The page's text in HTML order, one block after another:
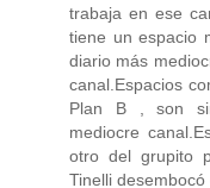
trabaja en ese
tiene un espacio
diario más
canal.Espacios
Plan B , son
mediocre
otro del grupito
Tinelli